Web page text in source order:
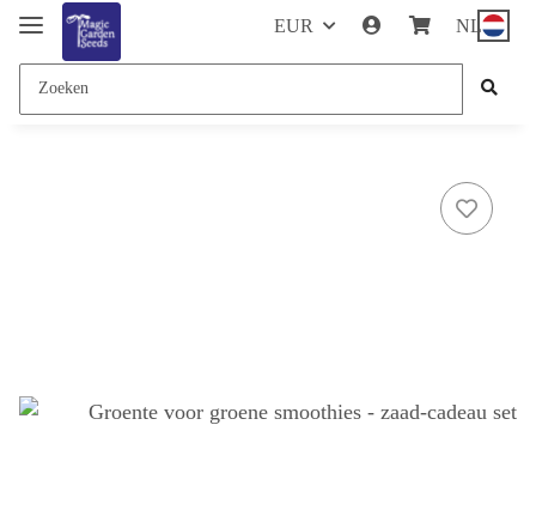
EUR NL